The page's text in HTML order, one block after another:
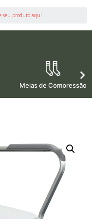
Meias de Compressão